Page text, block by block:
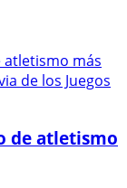
de atletismo